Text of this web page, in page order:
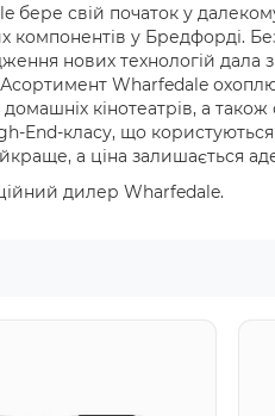
бере свій початок у
компонентів у Бредфорді.
нових технологій дала
Wharfedale
кінотеатрів, а
End-класу, що
а ціна залишається
дилер Wharfedale.